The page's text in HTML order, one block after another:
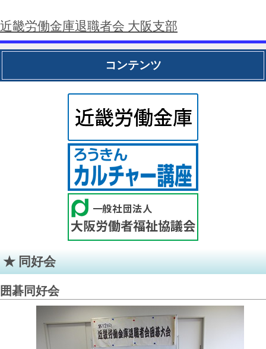
近畿労働金庫退職者会 大阪支部
コンテンツ
同好会
囲碁同好会